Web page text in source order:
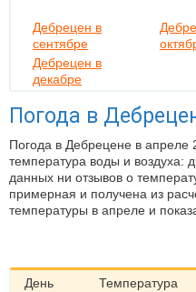
Дебрецен в
сентябре
Дебрецен в
декабре
Погода в
Погода в Дебрецене в апреле
температура воды и воздуха:
данных ни отзывов о
примерная и получена из
температуры в апреле и
День
Температура